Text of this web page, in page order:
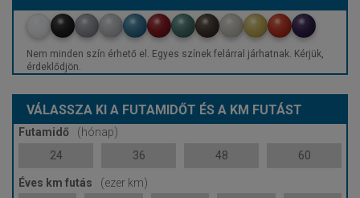
Nem minden szín érhető el. Egyes színek felárral járhatnak. Kérjük,
érdeklődjön.
VÁLASSZA KI A FUTAMIDŐT ÉS A KM FUTÁST
Futamidő
(hónap)
24
36 48 60
Éves km futás
(ezer km)